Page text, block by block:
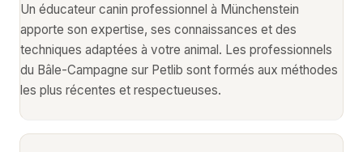
Un éducateur canin professionnel à Münchenstein
apporte son expertise, ses connaissances et des
techniques adaptées à votre animal. Les professionnels
du Bâle-Campagne sur Petlib sont formés aux méthodes
les plus récentes et respectueuses.